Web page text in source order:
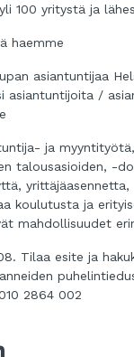
100 yritystä ja
haemme
asiantuntijaa
asiantuntijoita /
ja
talousasioiden, -
koulutusta ja
mahdollisuudet
Tilaa esite ja
2864 002